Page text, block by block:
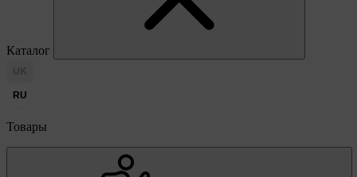
Каталог
UK
RU
Товары